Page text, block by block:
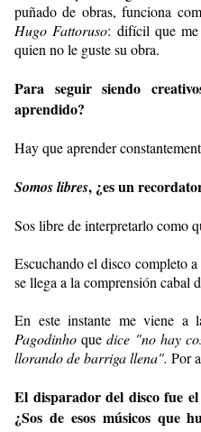
puñado de obras, funciona
Hugo Fattoruso: difícil que me
quien no le guste su obra.
Para seguir siendo
aprendido?
Hay que aprender
Somos libres, ¿es un
Sos libre de interpretarlo como
Escuchando el disco completo
se llega a la comprensión cabal
En este instante me viene a
Pagodinho quedice "no hay
llorando de barriga llena". Por
El disparador del disco fue
¿Sos de esos músicos que